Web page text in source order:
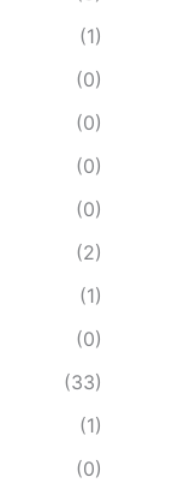
(1)
(0)
(0)
(0)
(0)
(2)
(1)
(0)
(33)
(1)
(0)